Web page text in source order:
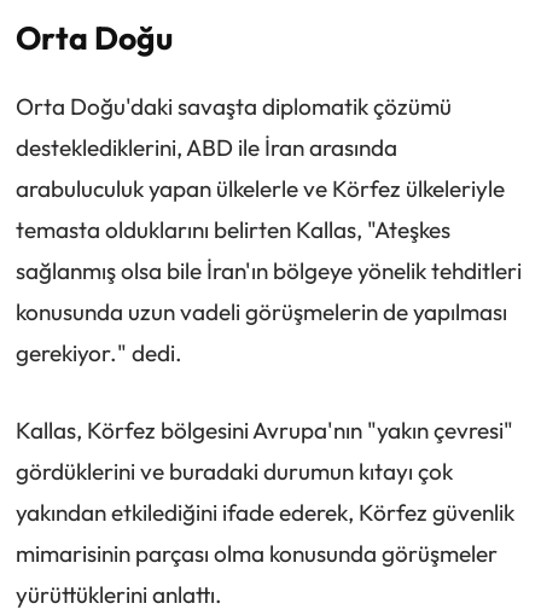
Orta Doğu
Orta Doğu'daki savaşta diplomatik çözümü
desteklediklerini, ABD ile İran arasında
arabuluculuk yapan ülkelerle ve Körfez ülkeleriyle
temasta olduklarını belirten Kallas, "Ateşkes
sağlanmış olsa bile İran'ın bölgeye yönelik tehditleri
konusunda uzun vadeli görüşmelerin de yapılması
gerekiyor." dedi.
Kallas, Körfez bölgesini Avrupa'nın "yakın çevresi"
gördüklerini ve buradaki durumun kıtayı çok
yakından etkilediğini ifade ederek, Körfez güvenlik
mimarisinin parçası olma konusunda görüşmeler
yürüttüklerini anlattı.